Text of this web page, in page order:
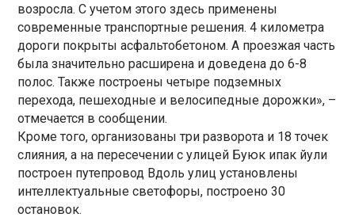
возросла. С учетом этого здесь применены
современные транспортные решения. 4 километра
дороги покрыты асфальтобетоном. А проезжая часть
была значительно расширена и доведена до 6-8
полос. Также построены четыре подземных
перехода, пешеходные и велосипедные дорожки», –
отмечается в сообщении.
Кроме того, организованы три разворота и 18 точек
слияния, а на пересечении с улицей Буюк ипак йули
построен путепровод Вдоль улиц установлены
интеллектуальные светофоры, построено 30
остановок.